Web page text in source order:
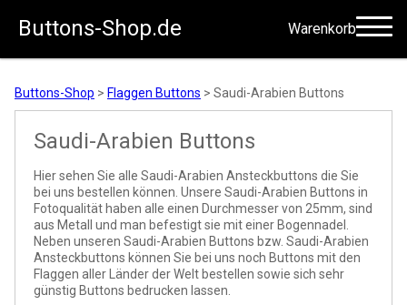
Zum Inhalt springen
Buttons-Shop.de Warenkorb
Buttons-Shop > Flaggen Buttons > Saudi-Arabien Buttons
Saudi-Arabien Buttons
Hier sehen Sie alle Saudi-Arabien Ansteckbuttons die Sie
bei uns bestellen können. Unsere Saudi-Arabien Buttons in
Fotoqualität haben alle einen Durchmesser von 25mm, sind
aus Metall und man befestigt sie mit einer Bogennadel.
Neben unseren Saudi-Arabien Buttons bzw. Saudi-Arabien
Ansteckbuttons können Sie bei uns noch Buttons mit den
Flaggen aller Länder der Welt bestellen sowie sich sehr
günstig Buttons bedrucken lassen.